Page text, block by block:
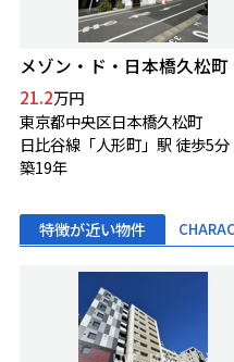
メゾン・ド・日本橋久松町
21.2万円
東京都中央区日本橋久松町
日比谷線「人形町」駅 徒歩5分
築19年
特徴が近い物件